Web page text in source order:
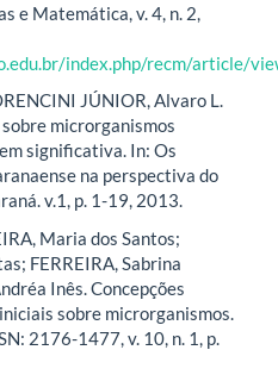
e Matemática, v. 4, n. 2,
index.php/recm/article/
JÚNIOR, Alvaro L.
microrganismos
significativa. In: Os
na perspectiva do
v.1, p. 1-19, 2013.
Maria dos Santos;
FERREIRA, Sabrina
Inês. Concepções
sobre microrganismos.
2176-1477, v. 10, n. 1, p.